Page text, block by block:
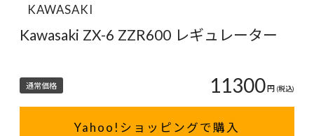
KAWASAKI
Kawasaki ZX-6 ZZR600 レギュレーター
通常価格 11300円 (税込)
Yahoo!ショッピングで購入